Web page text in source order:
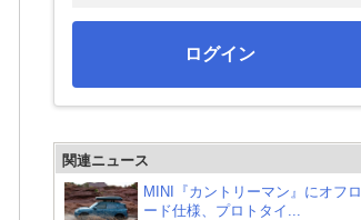
ログイン
関連ニュース
MINI『カントリーマン』にオフロ
ード仕様、プロトタイ...